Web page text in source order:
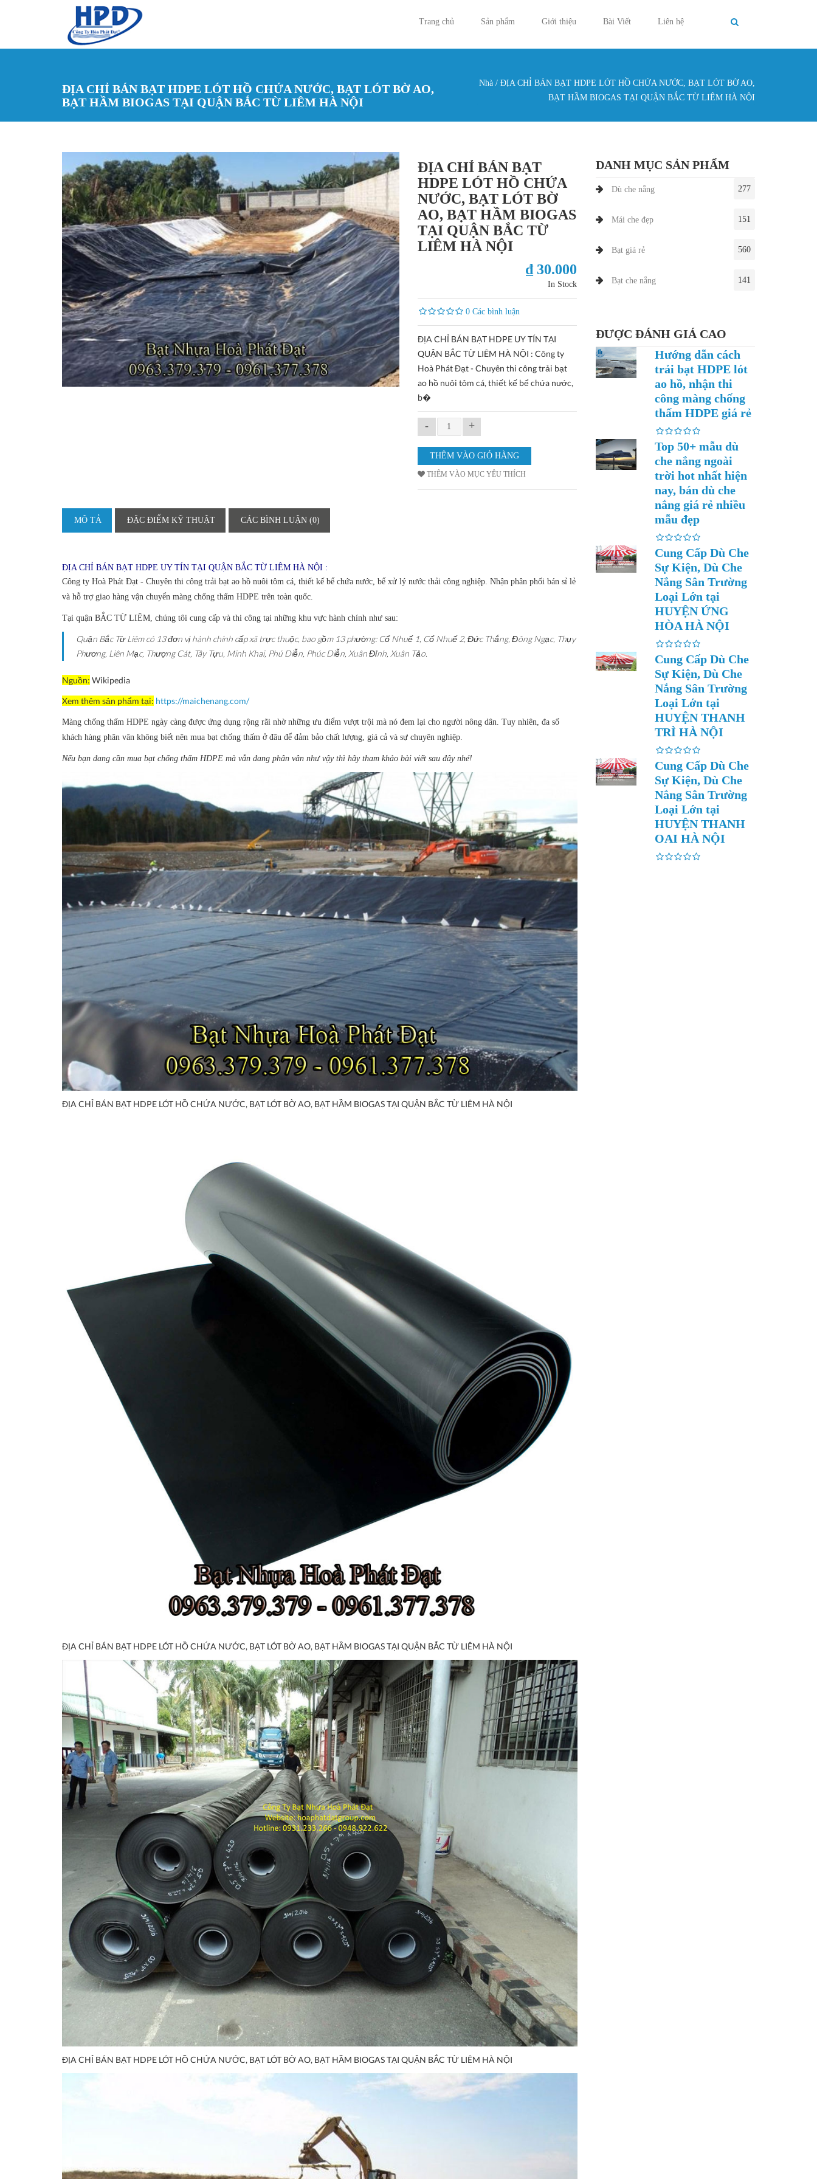
Trang chủ
Sản phẩm Giới thiệu Bài Viết Liên hệ
ĐỊA CHỈ BÁN BẠT HDPE LÓT HỒ CHỨA NƯỚC, BẠT LÓT BỜ AO,
BẠT HẦM BIOGAS TẠI QUẬN BẮC TỪ LIÊM HÀ NỘI
Bạn đang ở đây
Nhà / ĐỊA CHỈ BÁN BẠT HDPE LÓT HỒ CHỨA NƯỚC, BẠT LÓT BỜ AO,
BẠT HẦM BIOGAS TẠI QUẬN BẮC TỪ LIÊM HÀ NỘI
ĐỊA CHỈ BÁN BẠT
HDPE LÓT HỒ CHỨA
NƯỚC, BẠT LÓT BỜ
AO, BẠT HẦM BIOGAS
TẠI QUẬN BẮC TỪ
LIÊM HÀ NỘI
₫ 30.000
In Stock
0 Các bình luận
ĐỊA CHỈ BÁN BẠT HDPE UY TÍN TẠI
QUẬN BẮC TỪ LIÊM HÀ NỘI : Công ty
Hoà Phát Đạt - Chuyên thi công trải bạt
ao hồ nuôi tôm cá, thiết kế bể chứa nước,
b�
- +
THÊM VÀO MỤC YÊU THÍCH
MÔ TẢ ĐẶC ĐIỂM KỸ THUẬT CÁC BÌNH LUẬN (0)
ĐỊA CHỈ BÁN BẠT HDPE UY TÍN TẠI QUẬN BẮC TỪ LIÊM HÀ NỘI :
Công ty Hoà Phát Đạt - Chuyên thi công trải bạt ao hồ nuôi tôm cá, thiết kế bể chứa nước, bể xử lý nước thải công nghiệp. Nhận phân phối bán sỉ lẻ
và hỗ trợ giao hàng vận chuyển màng chống thấm HDPE trên toàn quốc.
Tại quận BẮC TỪ LIÊM, chúng tôi cung cấp và thi công tại những khu vực hành chính như sau:
Quận Bắc Từ Liêm có 13 đơn vị hành chính cấp xã trực thuộc, bao gồm 13 phường: Cổ Nhuế 1, Cổ Nhuế 2, Đức Thắng, Đông Ngạc, Thụy
Phương, Liên Mạc, Thượng Cát, Tây Tựu, Minh Khai, Phú Diễn, Phúc Diễn, Xuân Đỉnh, Xuân Tảo.
Nguồn: Wikipedia
Xem thêm sản phẩm tại: https://maichenang.com/
Màng chống thấm HDPE ngày càng được ứng dụng rộng rãi nhờ những ưu điểm vượt trội mà nó đem lại cho người nông dân. Tuy nhiên, đa số
khách hàng phân vân không biết nên mua bạt chống thấm ở đâu để đảm bảo chất lượng, giá cả và sự chuyên nghiệp.
Nếu bạn đang cần mua bạt chống thấm HDPE mà vẫn đang phân vân như vậy thì hãy tham khảo bài viết sau đây nhé!
ĐỊA CHỈ BÁN BẠT HDPE LÓT HỒ CHỨA NƯỚC, BẠT LÓT BỜ AO, BẠT HẦM BIOGAS TẠI QUẬN BẮC TỪ LIÊM HÀ NỘI
ĐỊA CHỈ BÁN BẠT HDPE LÓT HỒ CHỨA NƯỚC, BẠT LÓT BỜ AO, BẠT HẦM BIOGAS TẠI QUẬN BẮC TỪ LIÊM HÀ NỘI
ĐỊA CHỈ BÁN BẠT HDPE LÓT HỒ CHỨA NƯỚC, BẠT LÓT BỜ AO, BẠT HẦM BIOGAS TẠI QUẬN BẮC TỪ LIÊM HÀ NỘI
DANH MỤC SẢN PHẨM
Dù che nắng 277
Mái che đẹp 151
Bạt giá rẻ 560
Bạt che nắng 141
ĐƯỢC ĐÁNH GIÁ CAO
Hướng dẫn cách
trải bạt HDPE lót
ao hồ, nhận thi
công màng chống
thấm HDPE giá rẻ
Top 50+ mẫu dù
che nắng ngoài
trời hot nhất hiện
nay, bán dù che
nắng giá rẻ nhiều
mẫu đẹp
Cung Cấp Dù Che
Sự Kiện, Dù Che
Nắng Sân Trường
Loại Lớn tại
HUYỆN ỨNG
HÒA HÀ NỘI
Cung Cấp Dù Che
Sự Kiện, Dù Che
Nắng Sân Trường
Loại Lớn tại
HUYỆN THANH
TRÌ HÀ NỘI
Cung Cấp Dù Che
Sự Kiện, Dù Che
Nắng Sân Trường
Loại Lớn tại
HUYỆN THANH
OAI HÀ NỘI